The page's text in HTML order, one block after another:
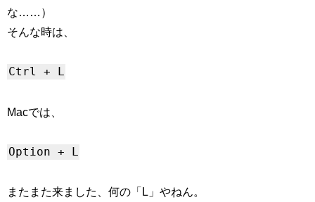
な……）
そんな時は、
Ctrl + L
Macでは、
Option + L
またまた来ました、何の「L」やねん。